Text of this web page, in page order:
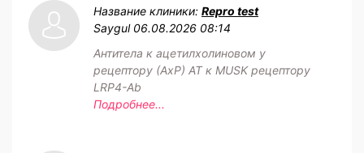
Название клиники: Repro test
Saygul 06.08.2026 08:14
Антитела к ацетилхолиновом у
рецептору (АхР) АТ к MUSK рецептору
LRP4-Ab
Подробнее...